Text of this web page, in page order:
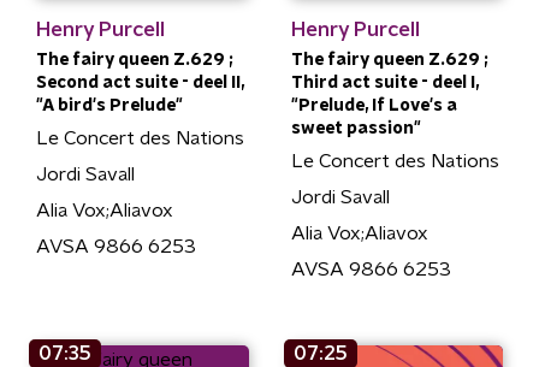
Henry Purcell
The fairy queen Z.629 ;
Second act suite - deel II,
"A bird's Prelude"
Le Concert des Nations
Jordi Savall
Alia Vox;Aliavox
AVSA 9866 6253
Henry Purcell
The fairy queen Z.629 ;
Third act suite - deel I,
"Prelude, If Love's a
sweet passion"
Le Concert des Nations
Jordi Savall
Alia Vox;Aliavox
AVSA 9866 6253
07:35 07:25